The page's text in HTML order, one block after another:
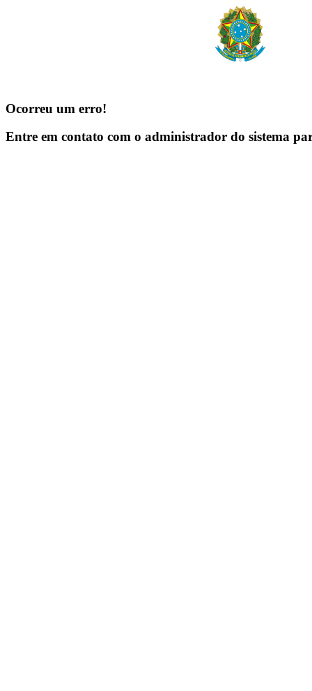
Ocorreu um erro!
Entre em contato com o administrador do sistema